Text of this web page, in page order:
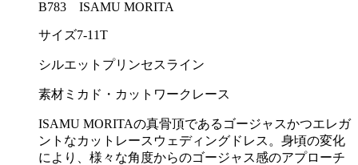
B783 ISAMU MORITA
サイズ7-11T
シルエット プリンセスライン
素材 ミカド・カットワークレース
ISAMU MORITAの真骨頂であるゴージャスかつエレガ
ントなカットレースウェディングドレス。身頃の変化
により、様々な角度からのゴージャス感のアプローチ